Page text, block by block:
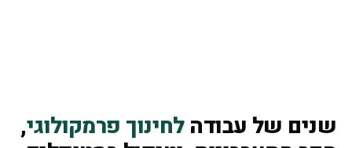
שנים של עבודהלחינוך פרמקולוגי,